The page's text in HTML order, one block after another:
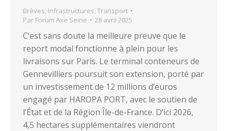
Brèves Infrastructures Transport
Par Forum Axe Seine 28 avril 2025
C’est sans doute la meilleure preuve que le
report modal fonctionne à plein pour les
livraisons sur Paris. Le terminal conteneurs de
Gennevilliers poursuit son extension, porté par
un investissement de 12 millions d’euros
engagé par HAROPA PORT, avec le soutien de
l’État et de la Région Île-de-France. D’ici 2026,
4,5 hectares supplémentaires viendront